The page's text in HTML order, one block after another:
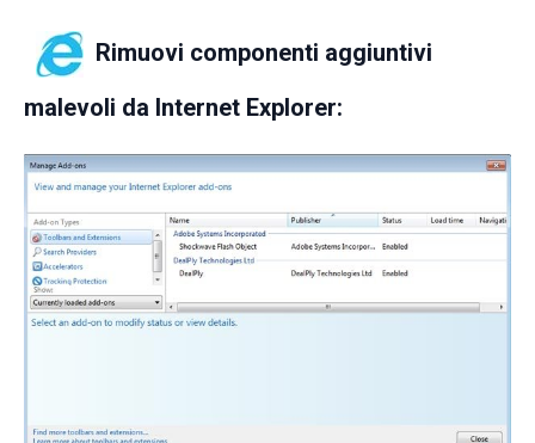
Rimuovi componenti aggiuntivi
malevoli da Internet Explorer: